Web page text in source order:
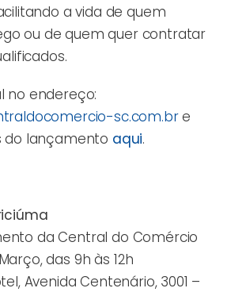
a vida de quem
ou de quem quer contratar
no endereço:
sc.com.bre
do lançamento aqui.
da Central do Comércio
das 9h às 12h
Avenida Centenário, 3001 –